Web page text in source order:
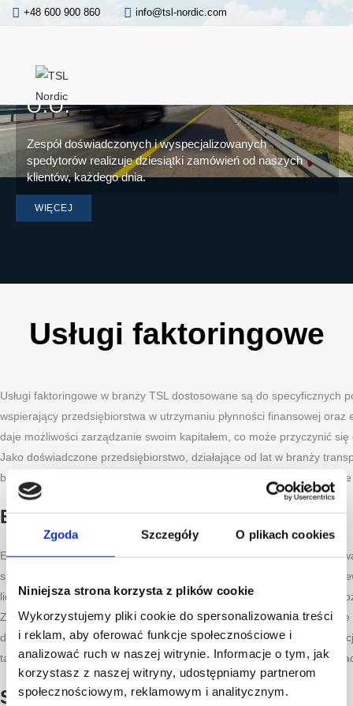
Zgoda Szczegóły O plikach cookies
Niniejsza strona korzysta z plików cookie
Wykorzystujemy pliki cookie do spersonalizowania treści
i reklam, aby oferować funkcje społecznościowe i
analizować ruch w naszej witrynie. Informacje o tym, jak
korzystasz z naszej witryny, udostępniamy partnerom
społecznościowym, reklamowym i analitycznym.
+48 600 900 860 info@tsl-nordic.com
MIĘDZYNARODOWA TO CEL
ISTNIENIA TSL NORDIC SP. Z
O.O.
Zespół doświadczonych i wyspecjalizowanych
spedytorów realizuje dziesiątki zamówień od naszych
klientów, każdego dnia.
WIĘCEJ
Usługi faktoringowe
Usługi faktoringowe w branży TSL dostosowane są do
wspierający przedsiębiorstwa w utrzymaniu płynności finansowej
daje możliwości zarządzanie swoim kapitałem, co może przyczynić
Jako doświadczone przedsiębiorstwo, działające od lat w branży
bezproblemowy przebieg transakcji płatniczych. Zapewniamy
E-SKONTO – CO TO TAKIEGO?
E-Skonto w branży TSL to rodzaj rozliczenia finansowego
spedycyjnych a ich klientami. Przyznanie przez spedytora Skonta
liczyć na procentowe zmniejszenie sumy należności udzielanej
Zarówno z punktu widzenia firmy, jak i kontrahentów, jest to
dostosowywanych terminów płatności – bez obaw o ewentualne
takich jak szybkie płatności, ilość usług transportowych czy też w
SZYBKIE PŁATNOŚCI – SKONTO